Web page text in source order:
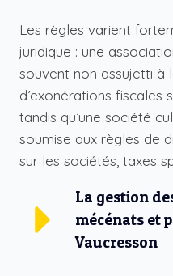
Les règles varient
juridique : une
souvent non assujetti à
d’exonérations fiscales
tandis qu’une société
soumise aux règles de
sur les sociétés, taxes
La gestion
mécénats et
Vaucresson